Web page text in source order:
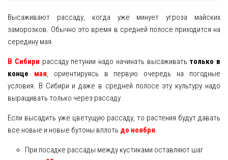
Высаживают рассаду, когда уже минует угроза майских
заморозков. Обычно это время в средней полосе приходится на
середину мая.
В Сибири рассаду петунии надо начинать высаживать только в
конце мая, ориентируясь в первую очередь на погодные
условия. В Сибири и даже в средней полосе эту культуру надо
выращивать только через рассаду.
Если высадить уже цветущую рассаду, то растения будут давать
все новые и новые бутоны вплоть до ноября.
При посадке рассады между кустиками оставляют шаг